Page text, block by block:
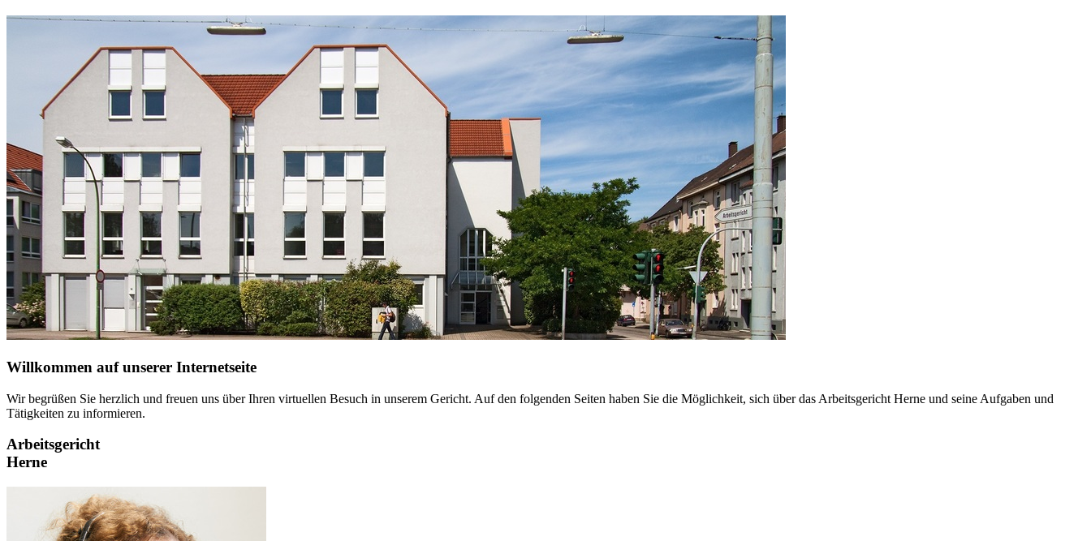
Willkommen auf unserer Internetseite
Wir begrüßen Sie herzlich und freuen uns über Ihren virtuellen Besuch in unserem Gericht. Auf den folgenden Seiten haben Sie die Möglichkeit, sich über das Arbeitsgericht Herne und seine Aufgaben und
Tätigkeiten zu informieren.
Arbeitsgericht
Herne